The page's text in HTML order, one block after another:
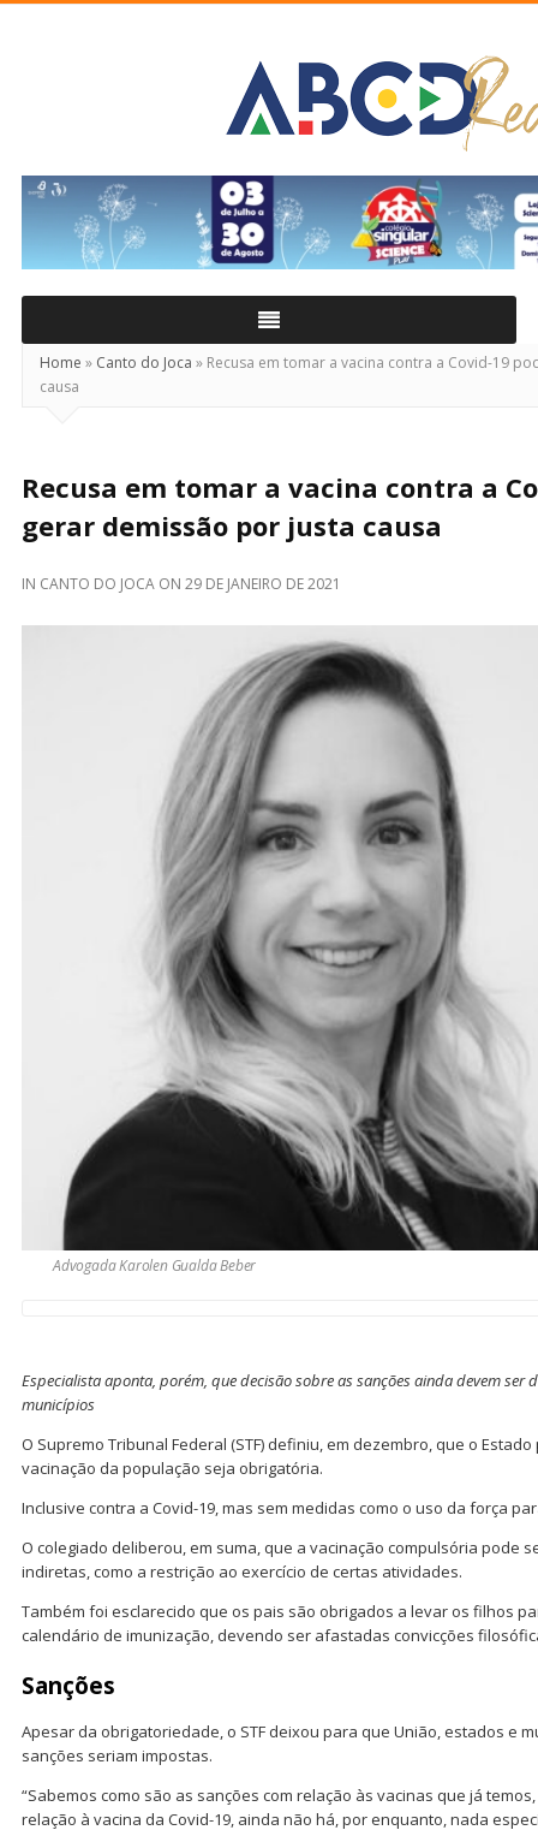
Real
Home » Canto do Joca » Recusa em tomar a vacina contra a Covid-19
causa
Recusa em tomar a vacina contra a
gerar demissão por justa causa
IN CANTO DO JOCA ON 29 DE JANEIRO DE 2021
Advogada Karolen Gualda Beber
Especialista aponta, porém, que decisão sobre as sanções ainda devem ser
municípios
O Supremo Tribunal Federal (STF) definiu, em dezembro, que o
vacinação da população seja obrigatória.
Inclusive contra a Covid-19, mas sem medidas como o uso da força
O colegiado deliberou, em suma, que a vacinação compulsória pode
indiretas, como a restrição ao exercício de certas atividades.
Também foi esclarecido que os pais são obrigados a levar os filhos
calendário de imunização, devendo ser afastadas convicções
Sanções
Apesar da obrigatoriedade, o STF deixou para que União, estados e
sanções seriam impostas.
“Sabemos como são as sanções com relação às vacinas que já
relação à vacina da Covid-19, ainda não há, por enquanto, nada